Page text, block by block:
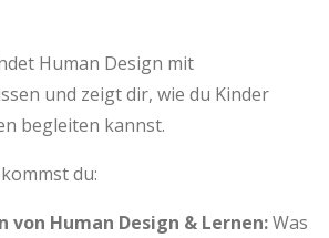
Human Design mit
und zeigt dir, wie du Kinder
begleiten kannst.
du:
von Human Design & Lernen:Was